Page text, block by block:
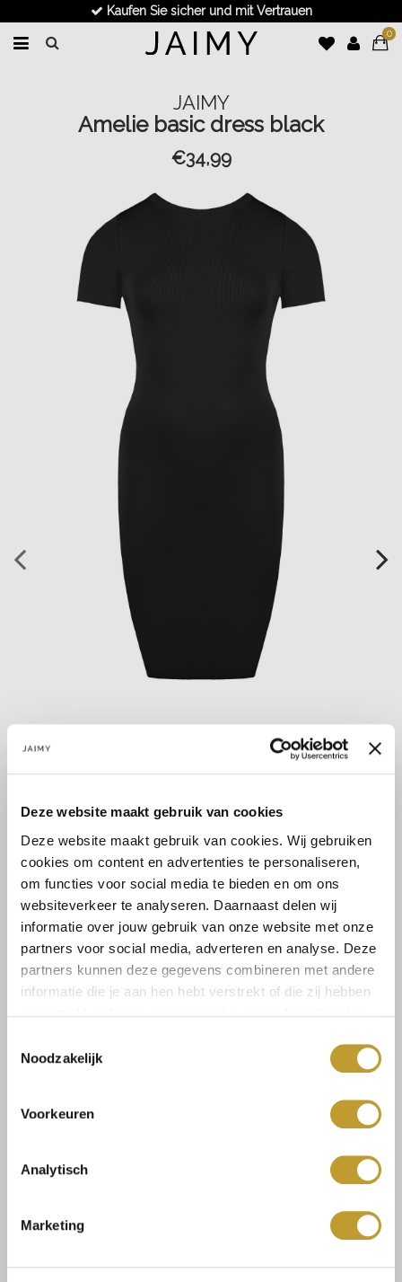
Deze website maakt gebruik van cookies
Deze website maakt gebruik van cookies. Wij gebruiken
cookies om content en advertenties te personaliseren,
om functies voor social media te bieden en om ons
websiteverkeer te analyseren. Daarnaast delen wij
informatie over jouw gebruik van onze website met onze
partners voor social media, adverteren en analyse. Deze
partners kunnen deze gegevens combineren met andere
informatie die je aan hen hebt verstrekt of die zij hebben
Noodzakelijk
Voorkeuren
Analytisch
Marketing
Kaufen Sie sicher und mit Vertrauen
0
JAIMY
Amelie basic dress black
€34,99
Größe:
S/M M/L
Size guide
Versandkosten und